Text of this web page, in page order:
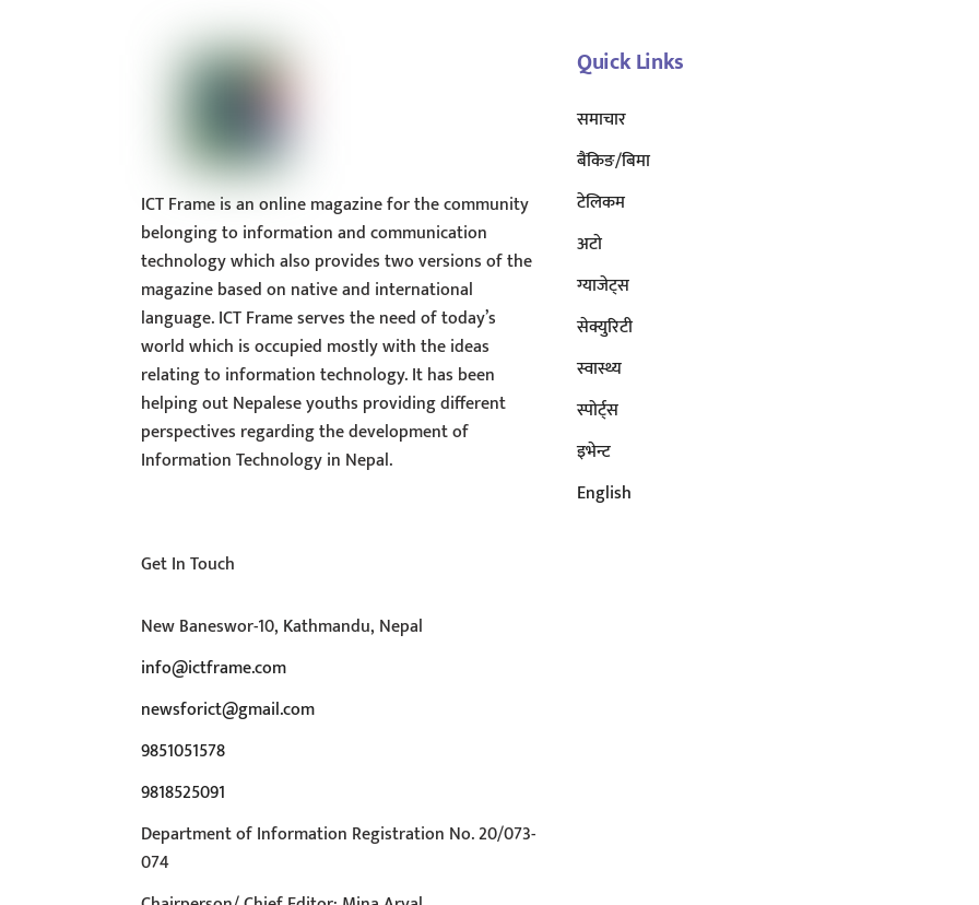
ICT Frame is an online magazine for the community
belonging to information and communication
technology which also provides two versions of the
magazine based on native and international
language. ICT Frame serves the need of today’s
world which is occupied mostly with the ideas
relating to information technology. It has been
helping out Nepalese youths providing different
perspectives regarding the development of
Information Technology in Nepal.
Quick Links
समाचार
बैंकिङ/बिमा
टेलिकम
अटाे
ग्याजेट्स
सेक्युरिटी
स्वास्थ्य
स्पोर्ट्स
इभेन्ट
English
Get In Touch
New Baneswor-10, Kathmandu, Nepal
info@ictframe.com
newsforict@gmail.com
9851051578
9818525091
Department of Information Registration No. 20/073-
074